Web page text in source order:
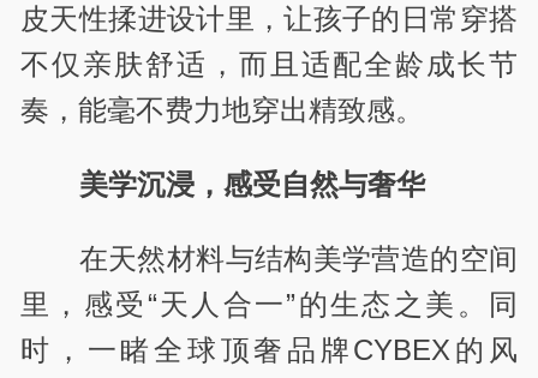
皮天性揉进设计里，让孩子的日常穿搭
不仅亲肤舒适，而且适配全龄成长节
奏，能毫不费力地穿出精致感。
美学沉浸，感受自然与奢华
在天然材料与结构美学营造的空间
里，感受“天人合一”的生态之美。同
时，一睹全球顶奢品牌CYBEX的风